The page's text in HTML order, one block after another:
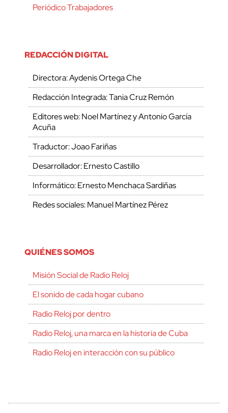
Periódico Trabajadores
REDACCIÓN DIGITAL
Directora: Aydenis Ortega Che
Redacción Integrada: Tania Cruz Remón
Editores web: Noel Martínez y Antonio García
Acuña
Traductor: Joao Fariñas
Desarrollador: Ernesto Castillo
Informático: Ernesto Menchaca Sardiñas
Redes sociales: Manuel Martínez Pérez
QUIÉNES SOMOS
Misión Social de Radio Reloj
El sonido de cada hogar cubano
Radio Reloj por dentro
Radio Reloj, una marca en la historia de Cuba
Radio Reloj en interacción con su público